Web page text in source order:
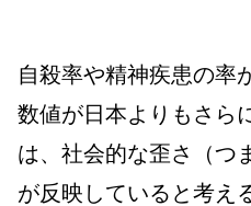
自殺率や精神疾患の率
数値が日本よりもさら
は、社会的な歪さ（つ
が反映していると考え